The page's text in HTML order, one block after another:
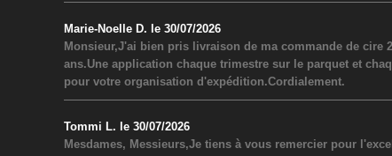
Marie-Noelle D. le 30/07/2026
Monsieur,J'ai bien pris livraison de ma commande de cire
ans.Une application chaque trimestre sur le parquet et
pour votre organisation d'expédition.Cordialement.
Tommi L. le 30/07/2026
Mesdames, Messieurs,Je tiens à vous remercier pour